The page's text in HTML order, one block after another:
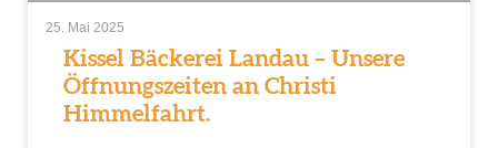
Kissel Bäckerei Landau – Unsere
Öffnungszeiten an Christi
Himmelfahrt.
25. Mai 2025